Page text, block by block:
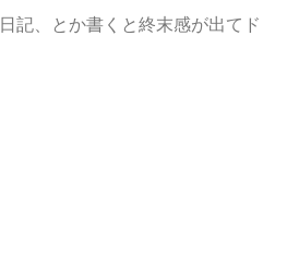
記、とか書くと終末感が出てド